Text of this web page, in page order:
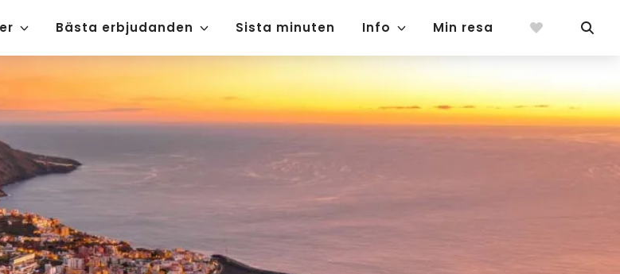
Bästa erbjudanden Sista minuten Info Min resa